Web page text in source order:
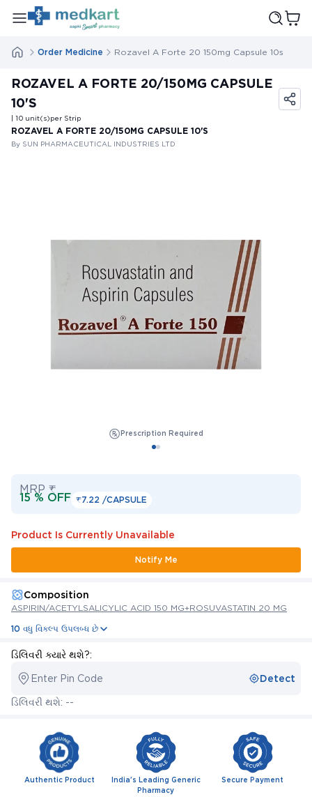
Order Medicine Rozavel A Forte 20 150mg Capsule 10s
ROZAVEL A FORTE 20/150MG CAPSULE
10'S
| 10 unit(s)per Strip
ROZAVEL A FORTE 20/150MG CAPSULE 10'S
By SUN PHARMACEUTICAL INDUSTRIES LTD
Prescription Required
MRP ₹
15 % OFF ₹7.22 /CAPSULE
Product Is Currently Unavailable
Notify Me
Composition
ASPIRIN/ACETYLSALICYLIC ACID 150 MG+ROSUVASTATIN 20 MG
10 વધુ વિકલ્પ ઉપલબ્ધ છે
ડિલિવરી ક્યારે થશે?:
Enter Pin Code Detect
ડિલિવરી થશે: --
Authentic Product
India's Leading Generic
Pharmacy
Secure Payment